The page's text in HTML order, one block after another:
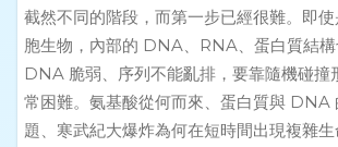
截然不同的階段，而第一步已經很難。即
胞生物，內部的 DNA、RNA、蛋白質結構
DNA 脆弱、序列不能亂排，要靠隨機碰撞
常困難。氨基酸從何而來、蛋白質與 DNA
題、寒武紀大爆炸為何在短時間出現複雜